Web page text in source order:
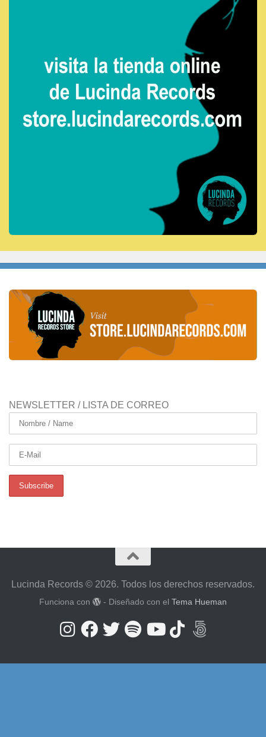
NEWSLETTER / LISTA DE CORREO
Lucinda Records © 2026. Todos los derechos reservados.
Funciona con - Diseñado con el Tema Hueman